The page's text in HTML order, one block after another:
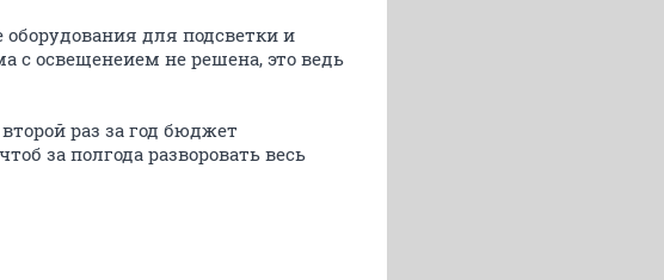
для подсветки и
с освещенеием не решена, это ведь
раз за год бюджет
за полгода разворовать весь